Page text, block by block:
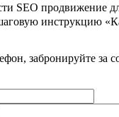
SEO продвижение
инструкцию
забронируйте за